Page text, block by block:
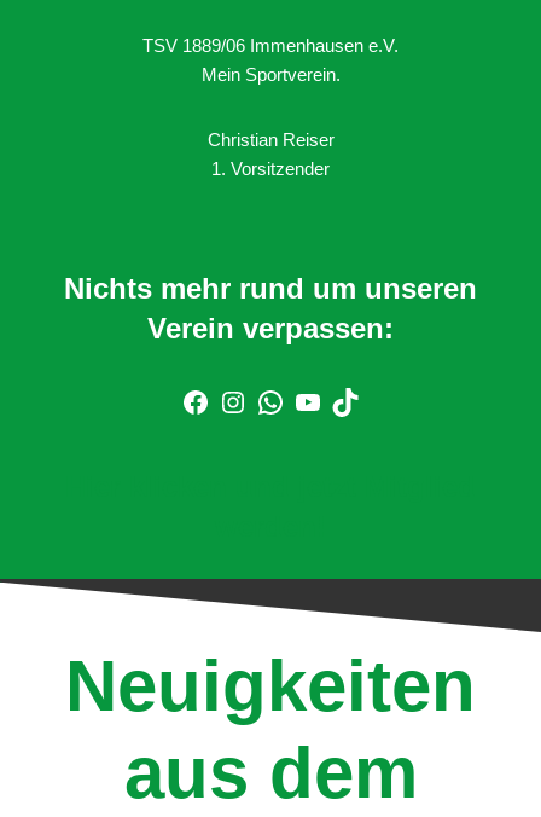
TSV 1889/06 Immenhausen e.V.
Mein Sportverein.
Christian Reiser
1. Vorsitzender
Nichts mehr rund um unseren
Verein verpassen:
Neuigkeiten
aus dem